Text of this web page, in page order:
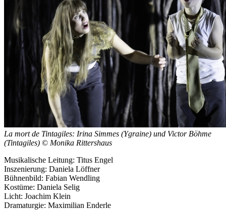
La mort de Tintagiles: Irina Simmes (Ygraine) und Victor Böhme
(Tintagiles) © Monika Rittershaus
Musikalische Leitung: Titus Engel
Inszenierung: Daniela Löffner
Bühnenbild: Fabian Wendling
Kostüme: Daniela Selig
Licht: Joachim Klein
Dramaturgie: Maximilian Enderle